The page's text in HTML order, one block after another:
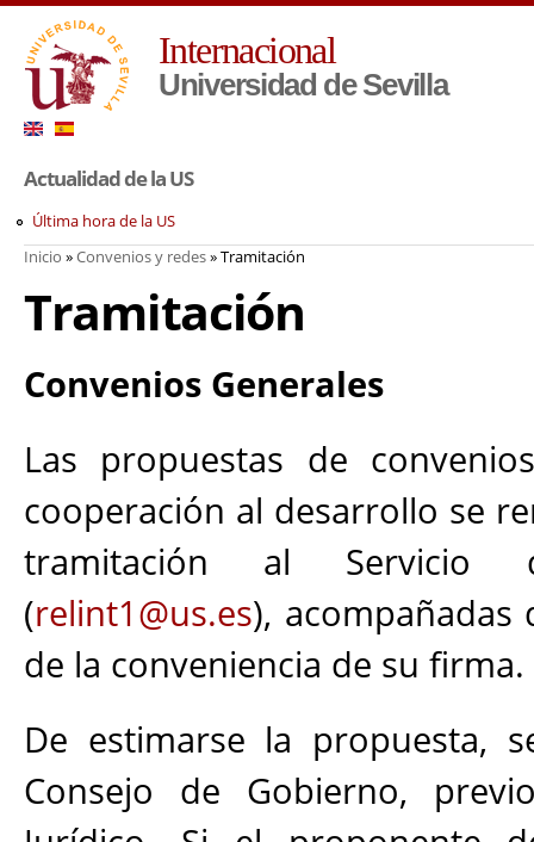
Internacional
Universidad de Sevilla
Actualidad de la US
Última hora de la US
Usted está aquí
Inicio »Convenios y redes» Tramitación
Tramitación
Convenios Generales
Las propuestas de
cooperación al desarrollo se
tramitación al Servicio
(relint1@us.es),
de la conveniencia de su firma.
De estimarse la propuesta,
Consejo de Gobierno,